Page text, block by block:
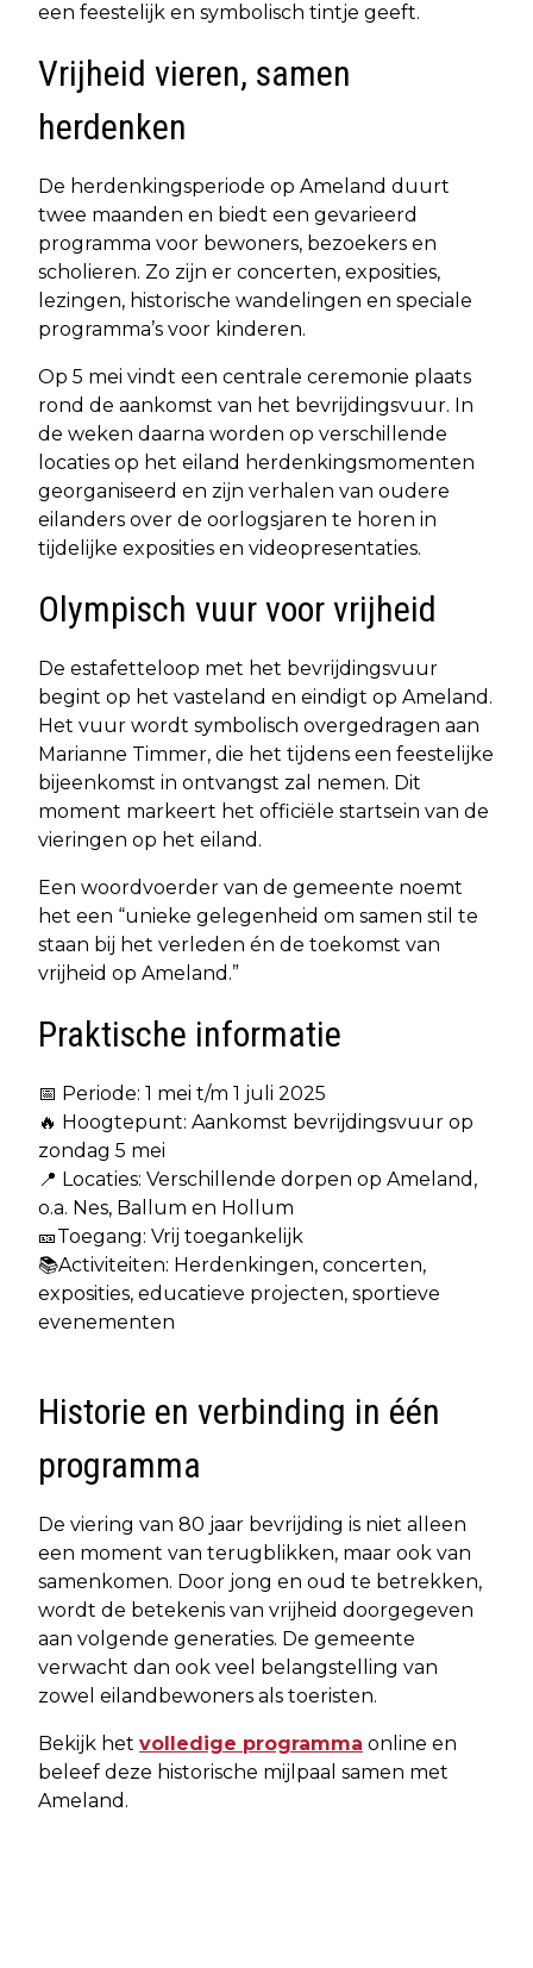
een feestelijk en symbolisch tintje geeft.
Vrijheid vieren, samen
herdenken
De herdenkingsperiode op Ameland duurt
twee maanden en biedt een gevarieerd
programma voor bewoners, bezoekers en
scholieren. Zo zijn er concerten, exposities,
lezingen, historische wandelingen en speciale
programma’s voor kinderen.
Op 5 mei vindt een centrale ceremonie plaats
rond de aankomst van het bevrijdingsvuur. In
de weken daarna worden op verschillende
locaties op het eiland herdenkingsmomenten
georganiseerd en zijn verhalen van oudere
eilanders over de oorlogsjaren te horen in
tijdelijke exposities en videopresentaties.
Olympisch vuur voor vrijheid
De estafetteloop met het bevrijdingsvuur
begint op het vasteland en eindigt op Ameland.
Het vuur wordt symbolisch overgedragen aan
Marianne Timmer, die het tijdens een feestelijke
bijeenkomst in ontvangst zal nemen. Dit
moment markeert het officiële startsein van de
vieringen op het eiland.
Een woordvoerder van de gemeente noemt
het een “unieke gelegenheid om samen stil te
staan bij het verleden én de toekomst van
vrijheid op Ameland.”
Praktische informatie
📅 Periode: 1 mei t/m 1 juli 2025
🔥 Hoogtepunt: Aankomst bevrijdingsvuur op
zondag 5 mei
📍 Locaties: Verschillende dorpen op Ameland,
o.a. Nes, Ballum en Hollum
🎫Toegang: Vrij toegankelijk
📚Activiteiten: Herdenkingen, concerten,
exposities, educatieve projecten, sportieve
evenementen
Historie en verbinding in één
programma
De viering van 80 jaar bevrijding is niet alleen
een moment van terugblikken, maar ook van
samenkomen. Door jong en oud te betrekken,
wordt de betekenis van vrijheid doorgegeven
aan volgende generaties. De gemeente
verwacht dan ook veel belangstelling van
zowel eilandbewoners als toeristen.
Bekijk het volledige programma online en
beleef deze historische mijlpaal samen met
Ameland.